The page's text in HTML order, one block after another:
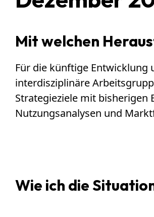
Mit welchen
Für die künftige Entwicklung
interdisziplinäre
Strategieziele mit bisherigen
Nutzungsanalysen und
Wie ich die